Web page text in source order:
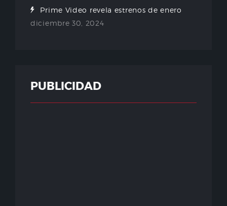
Prime Video revela estrenos de enero
diciembre 30, 2024
PUBLICIDAD